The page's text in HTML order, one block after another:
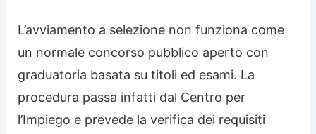
L’avviamento a selezione non funziona come
un normale concorso pubblico aperto con
graduatoria basata su titoli ed esami. La
procedura passa infatti dal Centro per
l’Impiego e prevede la verifica dei requisiti